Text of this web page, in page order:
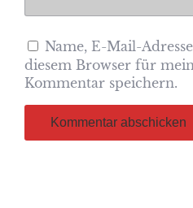
Name, E-Mail-
diesem Browser für
Kommentar speichern.